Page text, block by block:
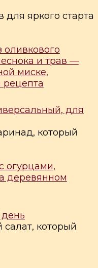
для яркого старта
для
который
который